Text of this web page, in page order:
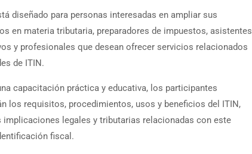
diseñado para personas interesadas en ampliar sus
en materia tributaria, preparadores de impuestos, asistentes
y profesionales que desean ofrecer servicios relacionados
de ITIN.
capacitación práctica y educativa, los participantes
los requisitos, procedimientos, usos y beneficios del ITIN,
legales y tributarias relacionadas con este
fiscal.